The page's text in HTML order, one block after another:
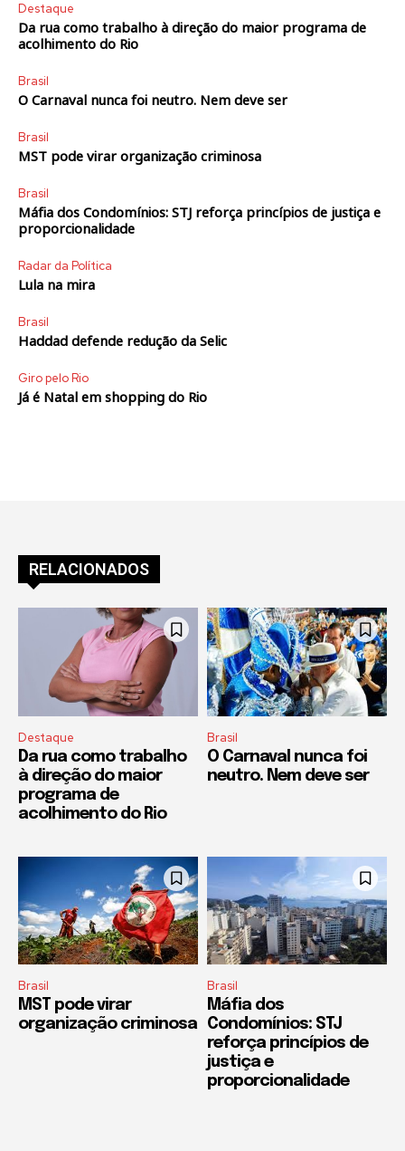
Destaque
Da rua como trabalho à direção do maior programa de
acolhimento do Rio
Brasil
O Carnaval nunca foi neutro. Nem deve ser
Brasil
MST pode virar organização criminosa
Brasil
Máfia dos Condomínios: STJ reforça princípios de justiça e
proporcionalidade
Radar da Política
Lula na mira
Brasil
Haddad defende redução da Selic
Giro pelo Rio
Já é Natal em shopping do Rio
RELACIONADOS
Destaque
Da rua como trabalho
à direção do maior
programa de
acolhimento do Rio
Brasil
O Carnaval nunca foi
neutro. Nem deve ser
Brasil
MST pode virar
organização criminosa
Brasil
Máfia dos
Condomínios: STJ
reforça princípios de
justiça e
proporcionalidade